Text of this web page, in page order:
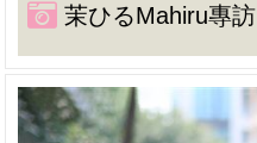
茉ひるMahiru專訪